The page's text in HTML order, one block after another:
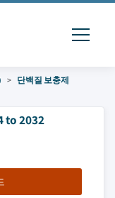
단백질 보충제
to 2032